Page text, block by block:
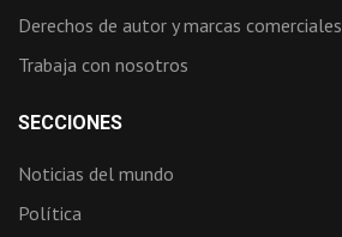
Derechos de autor y marcas comerciales
Trabaja con nosotros
SECCIONES
Noticias del mundo
Política